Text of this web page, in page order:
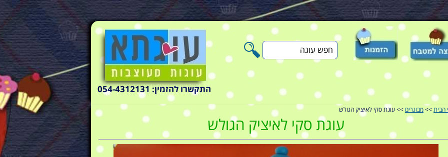
התקשרו להזמין: 054-4312131
חפש
עוגה
הבית >> מבוגרים >> עוגת סקי לאיציק הגולש
עוגת סקי לאיציק הגולש